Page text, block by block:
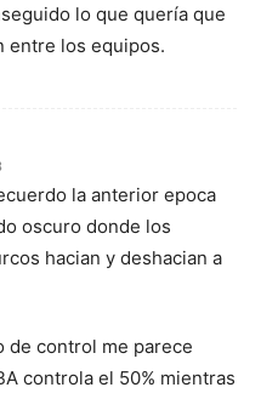
lo que quería que
entre los equipos.
la anterior epoca
oscuro donde los
hacian y deshacian a
de control me parece
controla el 50% mientras